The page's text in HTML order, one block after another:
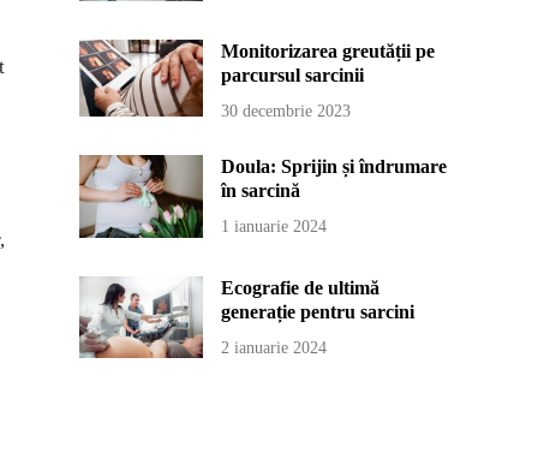
Monitorizarea greutății pe
parcursul sarcinii
30 decembrie 2023
Doula: Sprijin și îndrumare
în sarcină
1 ianuarie 2024
Ecografie de ultimă
generație pentru sarcini
2 ianuarie 2024